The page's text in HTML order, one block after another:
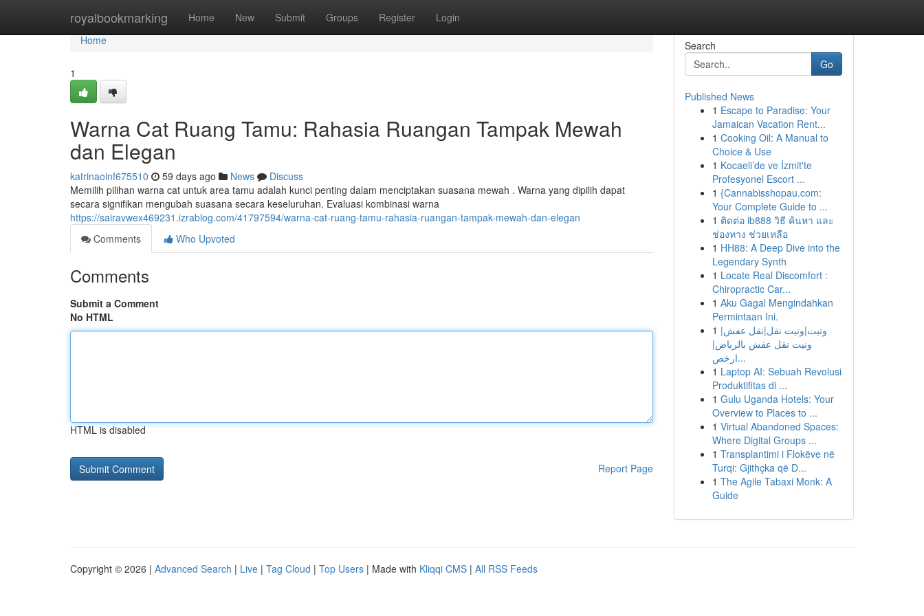
royalbookmarking Home New Submit Groups Register Login
Home
Home
1
Warna Cat Ruang Tamu: Rahasia Ruangan Tampak Mewah
dan Elegan
katrinaoinf675510 59 days ago News
Discuss
Memilih pilihan warna cat untuk area tamu adalah kunci penting dalam menciptakan suasana mewah . Warna yang dipilih dapat
secara signifikan mengubah suasana secara keseluruhan. Evaluasi kombinasi warna
https://sairavwex469231.izrablog.com/41797594/warna-cat-ruang-tamu-rahasia-ruangan-tampak-mewah-dan-elegan
Comments
Who Upvoted
Comments
Submit a Comment
No HTML
HTML is disabled
Report Page
Search
Go
Published News
1 Escape to Paradise: Your
Jamaican Vacation Rent...
1 Cooking Oil: A Manual to
Choice & Use
1 Kocaeli’de ve İzmit'te
Profesyonel Escort ...
1 {Cannabisshopau.com:
Your Complete Guide to ...
1 ติดต่อ ib888 วิธี ค้นหา และ
ช่องทาง ช่วยเหลือ
1 HH88: A Deep Dive into the
Legendary Synth
1 Locate Real Discomfort :
Chiropractic Car...
1 Aku Gagal Mengindahkan
Permintaan Ini.
1 ونيت|ونيت نقل|نقل عفش|
ونيت نقل عفش بالرياض|
ارخص...
1 Laptop AI: Sebuah Revolusi
Produktifitas di ...
1 Gulu Uganda Hotels: Your
Overview to Places to ...
1 Virtual Abandoned Spaces:
Where Digital Groups ...
1 Transplantimi i Flokëve në
Turqi: Gjithçka që D...
1 The Agile Tabaxi Monk: A
Guide
Copyright © 2026 | Advanced Search | Live | Tag Cloud | Top Users | Made with Kliqqi CMS | All RSS Feeds